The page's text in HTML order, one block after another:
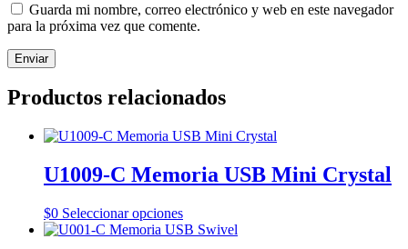
Guarda mi nombre, correo electrónico y web en este navegador
para la próxima vez que comente.
Productos relacionados
U1009-C Memoria USB Mini Crystal
$0 Seleccionar opcionesEste
producto